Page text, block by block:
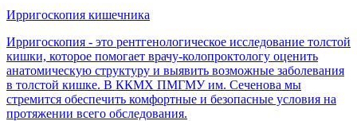
Ирригоскопия кишечника
Ирригоскопия - это рентгенологическое исследование толстой
кишки, которое помогает врачу-колопроктологу оценить
анатомическую структуру и выявить возможные заболевания
в толстой кишке. В ККМХ ПМГМУ им. Сеченова мы
стремится обеспечить комфортные и безопасные условия на
протяжении всего обследования.